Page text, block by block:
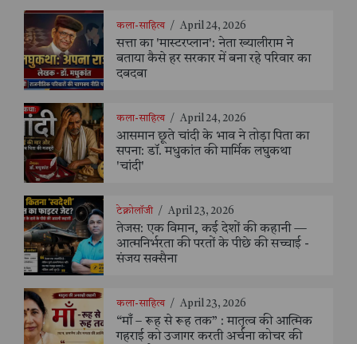
कला-साहित्य / April 24, 2026
सत्ता का 'मास्टरप्लान': नेता ख्यालीराम ने
बताया कैसे हर सरकार में बना रहे परिवार का
दबदबा
कला-साहित्य / April 24, 2026
आसमान छूते चांदी के भाव ने तोड़ा पिता का
सपना: डॉ. मधुकांत की मार्मिक लघुकथा
'चांदी'
टेक्नोलॉजी / April 23, 2026
तेजस: एक विमान, कई देशों की कहानी —
आत्मनिर्भरता की परतों के पीछे की सच्चाई -
संजय सक्सैना
कला-साहित्य / April 23, 2026
“माँ – रूह से रूह तक” : मातृत्व की आत्मिक
गहराई को उजागर करती अर्चना कोचर की